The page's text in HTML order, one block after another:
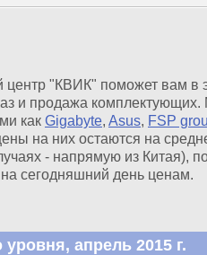
центр "КВИК" поможет вам в
и продажа
как Gigabyte, Asus, FSP
на них остаются на
- напрямую из Китая),
сегодняшний день ценам.
апрель 2015 г.